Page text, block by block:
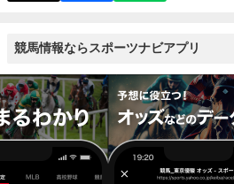
競馬情報ならスポーツナビアプリ